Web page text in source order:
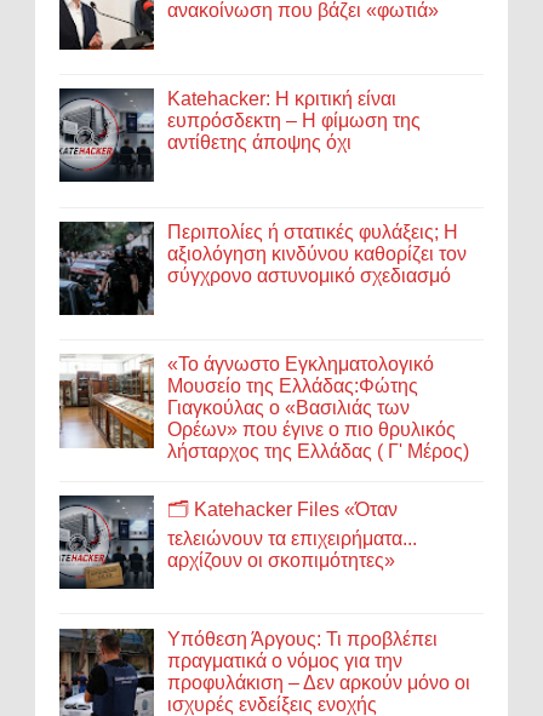
ανακοίνωση που βάζει «φωτιά»
Katehacker: Η κριτική είναι
ευπρόσδεκτη – Η φίμωση της
αντίθετης άποψης όχι
Περιπολίες ή στατικές φυλάξεις; Η
αξιολόγηση κινδύνου καθορίζει τον
σύγχρονο αστυνομικό σχεδιασμό
«Το άγνωστο Εγκληματολογικό
Μουσείο της Ελλάδας:Φώτης
Γιαγκούλας ο «Βασιλιάς των
Ορέων» που έγινε ο πιο θρυλικός
λήσταρχος της Ελλάδας ( Γ' Μέρος)
🗂️ Katehacker Files «Όταν
τελειώνουν τα επιχειρήματα...
αρχίζουν οι σκοπιμότητες»
Υπόθεση Άργους: Τι προβλέπει
πραγματικά ο νόμος για την
προφυλάκιση – Δεν αρκούν μόνο οι
ισχυρές ενδείξεις ενοχής